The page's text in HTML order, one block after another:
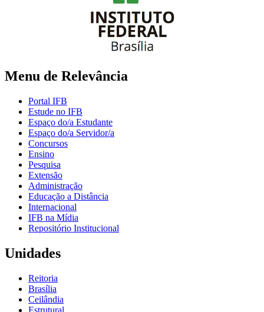
Menu de Relevância
Portal IFB
Estude no IFB
Espaço do/a Estudante
Espaço do/a Servidor/a
Concursos
Ensino
Pesquisa
Extensão
Administração
Educação a Distância
Internacional
IFB na Mídia
Repositório Institucional
Unidades
Reitoria
Brasília
Ceilândia
Estrutural